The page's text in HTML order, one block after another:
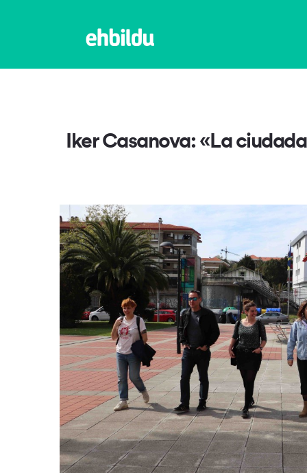
Iker Casanova: «La